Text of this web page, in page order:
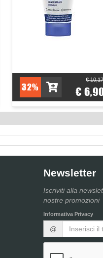
32%
€ 10,17
€
Newsletter
Iscriviti alla
nostre promozioni
Informativa Privacy
@